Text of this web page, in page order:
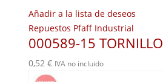
Añadir a la lista de deseos
Repuestos Pfaff Industrial
000589-15 TORNILLO
0,52 € IVA no incluido